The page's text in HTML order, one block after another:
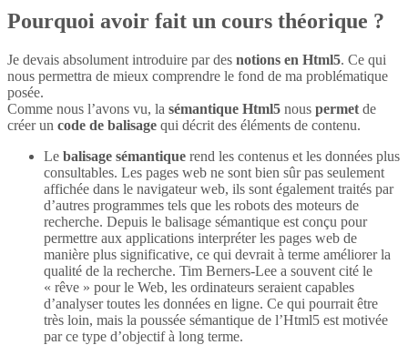
Pourquoi avoir fait un cours théorique ?
Je devais absolument introduire par des notions en Html5. Ce qui
nous permettra de mieux comprendre le fond de ma problématique
posée.
Comme nous l’avons vu, la sémantique Html5 nous permet de
créer un code de balisage qui décrit des éléments de contenu.
Le balisage sémantique rend les contenus et les données plus
consultables. Les pages web ne sont bien sûr pas seulement
affichée dans le navigateur web, ils sont également traités par
d’autres programmes tels que les robots des moteurs de
recherche. Depuis le balisage sémantique est conçu pour
permettre aux applications interpréter les pages web de
manière plus significative, ce qui devrait à terme améliorer la
qualité de la recherche. Tim Berners-Lee a souvent cité le
« rêve » pour le Web, les ordinateurs seraient capables
d’analyser toutes les données en ligne. Ce qui pourrait être
très loin, mais la poussée sémantique de l’Html5 est motivée
par ce type d’objectif à long terme.